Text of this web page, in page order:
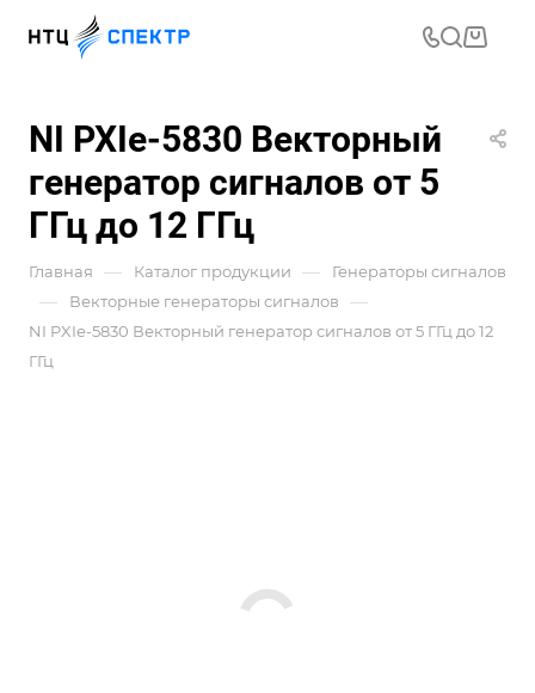
NI PXIe-5830 Векторный
генератор сигналов от 5
ГГц до 12 ГГц
Главная — Каталог продукции — Генераторы сигналов
— Векторные генераторы сигналов —
NI PXIe-5830 Векторный генератор сигналов от 5 ГГц до 12
ГГц